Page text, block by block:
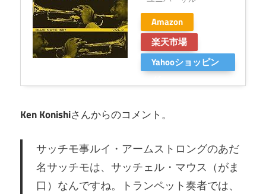
Amazon
楽天市場
Yahooショッピン
Ken Konishiさんからのコメント。
サッチモ事ルイ・アームストロングのあだ
名サッチモは、サッチェル・マウス（がま
口）なんですね。トランペット奏者では、